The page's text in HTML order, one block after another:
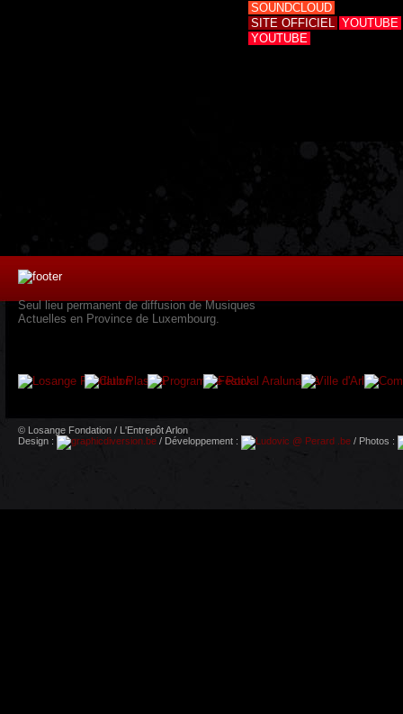
SOUNDCLOUD
SITE OFFICIEL YOUTUBE
YOUTUBE
Seul lieu permanent de diffusion de Musiques
Actuelles en Province de Luxembourg.
© Losange Fondation / L'Entrepôt Arlon
Design :
/ Développement : / Photos :